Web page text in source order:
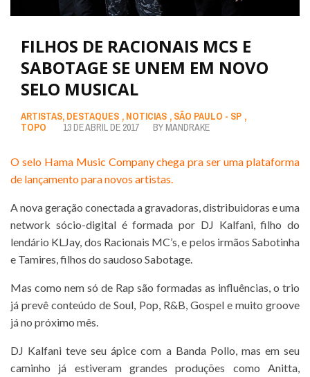
FILHOS DE RACIONAIS MCS E
SABOTAGE SE UNEM EM NOVO
SELO MUSICAL
ARTISTAS, DESTAQUES , NOTICIAS , SÃO PAULO - SP ,
TOPO
13 DE ABRIL DE 2017 BY MANDRAKE
O selo Hama Music Company chega pra ser uma plataforma
de lançamento para novos artistas.
A nova geração conectada a gravadoras, distribuidoras e uma
network sócio-digital é formada por DJ Kalfani, filho do
lendário KLJay, dos Racionais MC’s, e pelos irmãos Sabotinha
e Tamires, filhos do saudoso Sabotage.
Mas como nem só de Rap são formadas as influências, o trio
já prevê conteúdo de Soul, Pop, R&B, Gospel e muito groove
já no próximo mês.
DJ Kalfani teve seu ápice com a Banda Pollo, mas em seu
caminho já estiveram grandes produções como Anitta,